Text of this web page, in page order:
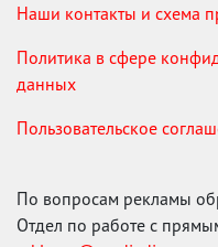
Наши контакты и схема
Политика в сфере
данных
Пользовательское
По вопросам рекламы
Отдел по работе с